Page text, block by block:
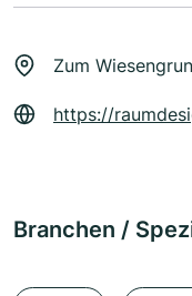
Zum
https://
Branchen /